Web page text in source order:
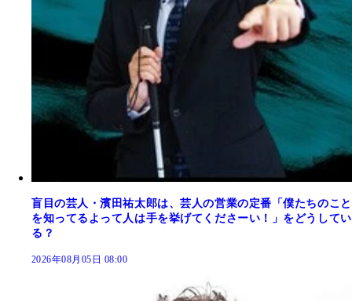
盲目の芸人・濱田祐太郎は、芸人の営業の定番「僕たちのこと
を知ってるよって人は手を挙げてくださーい！」をどうしてい
る？
2026年08月05日 08:00